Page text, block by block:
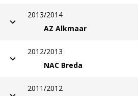
2013/2014
AZ Alkmaar
2012/2013
NAC Breda
2011/2012